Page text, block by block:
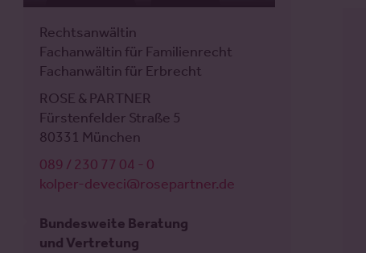
Rechtsanwalt
Fachanwalt für Familienrecht
Mediator
ROSE & PARTNER
Jungfernstieg 40
20354 Hamburg
040 / 414 37 59 - 0
weiss@rosepartner.de
Bundesweite Beratung
und Vertretung
Rechtsanwältin
Fachanwältin für Familienrecht
Fachanwältin für Erbrecht
ROSE & PARTNER
Fürstenfelder Straße 5
80331 München
089 / 230 77 04 - 0
kolper-deveci@rosepartner.de
Bundesweite Beratung
und Vertretung